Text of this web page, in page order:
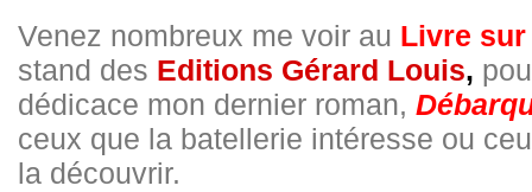
Venez nombreux me voir au Livre
stand des Editions Gérard Louis,
dédicace mon dernier roman,
ceux que la batellerie intéresse ou
la découvrir.